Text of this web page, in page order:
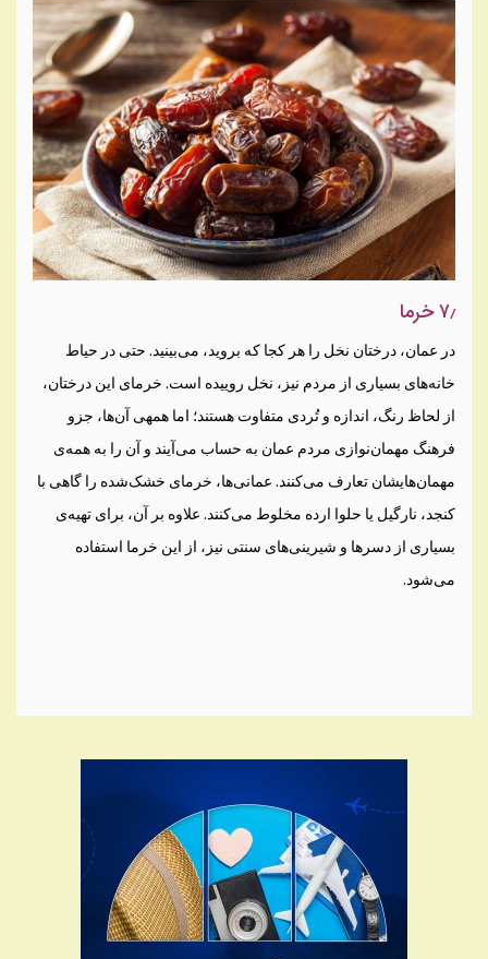
۷٫ خرما
در عمان، درختان نخل را هر کجا که بروید، می‌بینید. حتی در حیاط
خانه‌های بسیاری از مردم نیز، نخل روییده است. خرمای این درختان،
از لحاظ رنگ، اندازه و تُردی متفاوت هستند؛ اما همه‎ی آن‌ها، جزو
فرهنگ مهمان‌نوازی مردم عمان به حساب می‌آیند و آن را به همه‌ی
مهمان‌هایشان تعارف می‌کنند. عمانی‌ها، خرمای خشک‌شده را گاهی با
کنجد، نارگیل یا حلوا ارده مخلوط می‌کنند. علاوه بر آن، برای تهیه‌ی
بسیاری از دسرها و شیرینی‌های سنتی نیز، از این خرما استفاده
می‌شود.